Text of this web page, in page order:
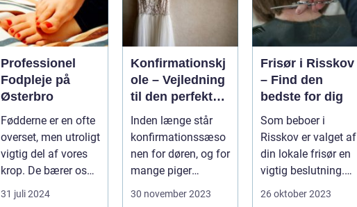
Professionel
Fodpleje på
Østerbro
Fødderne er en ofte
overset, men utroligt
vigtig del af vores
krop. De bærer os
gennem ...
31 juli 2024
Konfirmationskj
ole – Vejledning
til den perfekte
kjole
Inden længe står
konfirmationssæso
nen for døren, og for
mange piger
betyder...
30 november 2023
Frisør i Risskov
– Find den
bedste for dig
Som beboer i
Risskov er valget af
din lokale frisør en
vigtig beslutning.
Det handler om
26 oktober 2023